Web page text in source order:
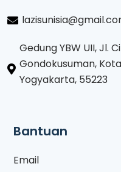
Gedung YBW UII, Jl.
Gondokusuman,
Yogyakarta, 55223
Bantuan
Email